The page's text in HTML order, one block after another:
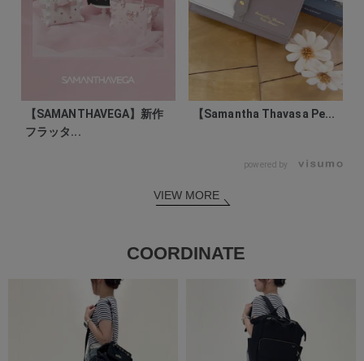
【SAMANTHAVEGA】新作
フラッタ...
【Samantha Thavasa Pe...
powered by
VIEW MORE
COORDINATE